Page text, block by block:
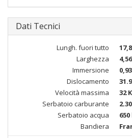
Dati Tecnici
Lungh. fuori tutto
Larghezza
Immersione
Dislocamento
Velocità massima
32
Serbatoio carburante
Serbatoio acqua
650
Bandiera